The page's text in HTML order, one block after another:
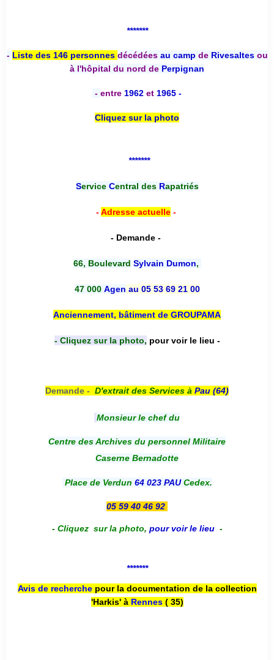
*******
- Liste des 146 personnes décédées au camp deRivesaltesou
à l'hôpital du nord de Perpignan
- entre 1962 et 1965 -
Cliquez sur la photo
*******
Service Central desRapatriés
-Adresse actuelle-
- Demande -
66, Boulevard Sylvain Dumon,
47 000 Agen au 05 53 69 21 00
Anciennement, bâtiment de GROUPAMA
- Cliquez sur la photo, pour voir le lieu -
Demande - D'extrait des Services à Pau (64)
Monsieur le chef du
Centre des Archives du personnel Militaire
Caserne Bernadotte
Place de Verdun 64 023 PAUCedex.
05 59 40 46 92
- Cliquez sur la photo, pour voir le lieu -
*******
Avis de recherche pour la documentation de la collection
'Harkis' à Rennes( 35)